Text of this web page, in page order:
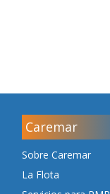
Caremar
Sobre Caremar
La Flota